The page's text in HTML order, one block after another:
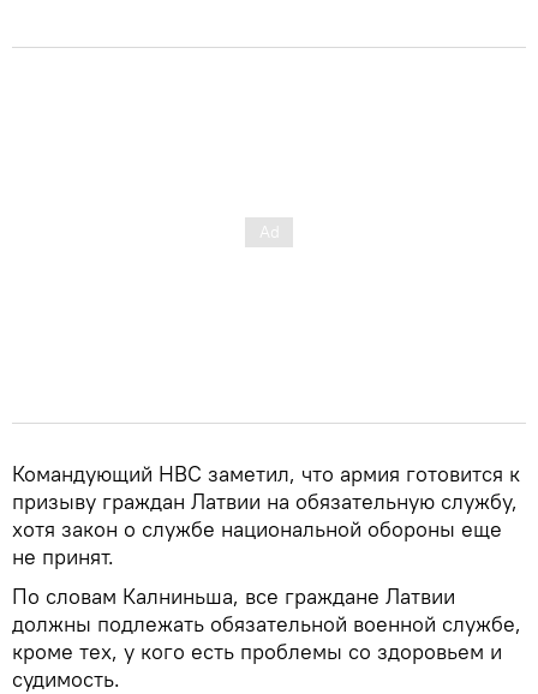
Командующий НВС заметил, что армия готовится к
призыву граждан Латвии на обязательную службу,
хотя закон о службе национальной обороны еще
не принят.
По словам Калниньша, все граждане Латвии
должны подлежать обязательной военной службе,
кроме тех, у кого есть проблемы со здоровьем и
судимость.